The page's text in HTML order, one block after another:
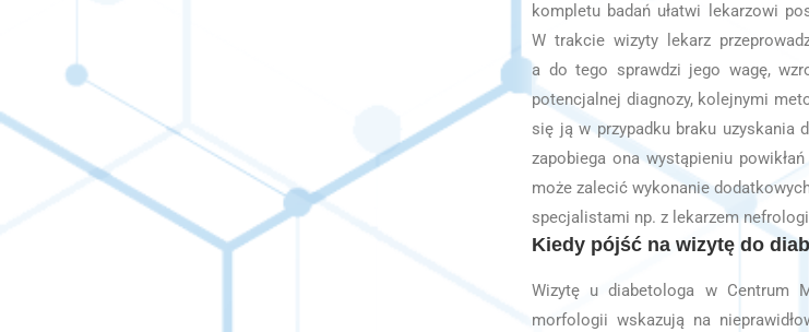
kompletu badań ułatwi lekarzowi
W trakcie wizyty lekarz
a do tego sprawdzi jego wagę,
potencjalnej diagnozy, kolejnymi
się ją w przypadku braku uzyskania
zapobiega ona wystąpieniu
może zalecić wykonanie
specjalistami np. z lekarzem
Kiedy pójść na wizytę do
Wizytę u diabetologa w Centrum
morfologii wskazują na